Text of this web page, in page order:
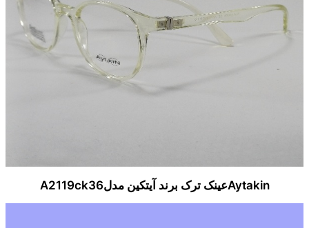
Aytakinعینک ترک برند آیتکین مدلA2119ck36